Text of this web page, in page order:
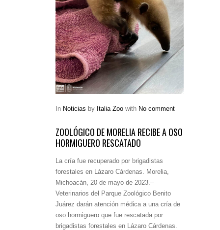
In Noticias by Italia Zoo with No comment
ZOOLÓGICO DE MORELIA RECIBE A OSO
HORMIGUERO RESCATADO
La cría fue recuperado por brigadistas
forestales en Lázaro Cárdenas. Morelia,
Michoacán, 20 de mayo de 2023.–
Veterinarios del Parque Zoológico Benito
Juárez darán atención médica a una cría de
oso hormiguero que fue rescatada por
brigadistas forestales en Lázaro Cárdenas.